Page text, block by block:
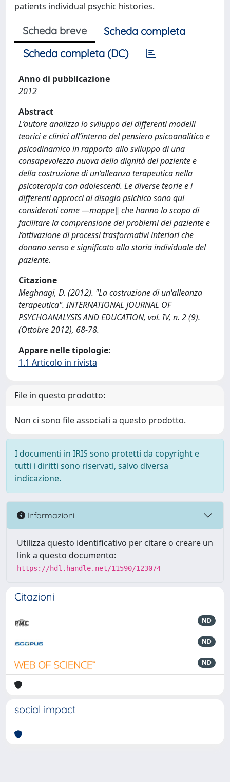
patients individual psychic histories.
Scheda breve
Scheda completa
Scheda completa (DC)
Anno di pubblicazione
2012
Abstract
L‘autore analizza lo sviluppo dei differenti modelli
teorici e clinici all‘interno del pensiero psicoanalitico e
psicodinamico in rapporto allo sviluppo di una
consapevolezza nuova della dignità del paziente e
della costruzione di un‘alleanza terapeutica nella
psicoterapia con adolescenti. Le diverse teorie e i
differenti approcci al disagio psichico sono qui
considerati come ―mappe‖ che hanno lo scopo di
facilitare la comprensione dei problemi del paziente e
l‘attivazione di processi trasformativi interiori che
donano senso e significato alla storia individuale del
paziente.
Citazione
Meghnagi, D. (2012). "La costruzione di un'alleanza
terapeutica". INTERNATIONAL JOURNAL OF
PSYCHOANALYSIS AND EDUCATION, vol. IV, n. 2 (9).
(Ottobre 2012), 68-78.
Appare nelle tipologie:
1.1 Articolo in rivista
File in questo prodotto:
Non ci sono file associati a questo prodotto.
I documenti in IRIS sono protetti da copyright e
tutti i diritti sono riservati, salvo diversa
indicazione.
Informazioni
Utilizza questo identificativo per citare o creare un
link a questo documento:
https://hdl.handle.net/11590/123074
Citazioni
ND
ND
ND
social impact